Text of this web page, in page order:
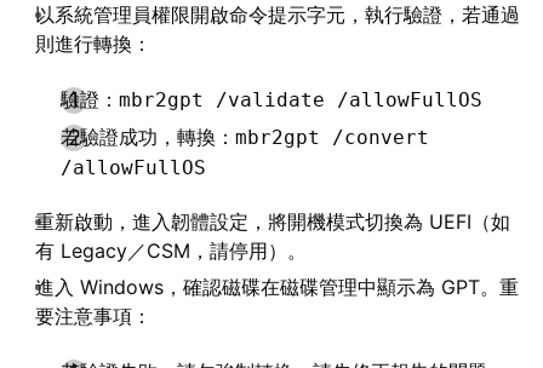
以系統管理員權限開啟命令提示字元，執行驗證，若通過
則進行轉換：
驗證： mbr2gpt /validate /allowFullOS
若驗證成功，轉換： mbr2gpt /convert
/allowFullOS
重新啟動，進入韌體設定，將開機模式切換為 UEFI（如
有 Legacy／CSM，請停用）。
進入 Windows，確認磁碟在磁碟管理中顯示為 GPT。重
要注意事項：